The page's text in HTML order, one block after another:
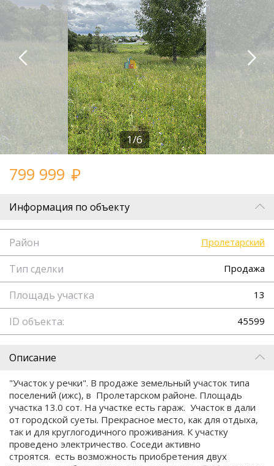
1/6
799 999
Информация по объекту
Район Пролетарский
Тип сделки Продажа
Площадь участка 13
ID объекта: 45599
Описание
"Участок у речки". В продаже земельный участок типа
поселений (ижс), в Пролетарском районе. Площадь
участка 13.0 сот. На участке есть гараж. Участок в дали
от городской суеты. Прекрасное место, как для отдыха,
так и для круглогодичного проживания. К участку
проведено электричество. Соседи активно
строятся. есть возможность приобретения двух